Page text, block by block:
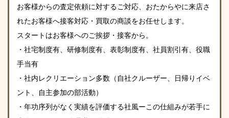
お客様からの査定依頼に対するご対応、おたからやに来店さ
れたお客様へ接客対応・買取の商談をお任せします。
スタートはお客様へのご挨拶・接客から。
・社宅制度有、研修制度有、表彰制度有、社員割引有、役職
手当有
・社内レクリエーション多数（自社クルーザー、日帰りイベ
ント、自主参加の部活動）
・年功序列がなく実績を評価する社風ーこの仕組みが若手に